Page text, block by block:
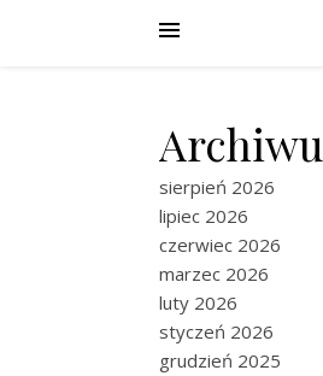
sierpień 2026
lipiec 2026
czerwiec 2026
marzec 2026
luty 2026
styczeń 2026
grudzień 2025